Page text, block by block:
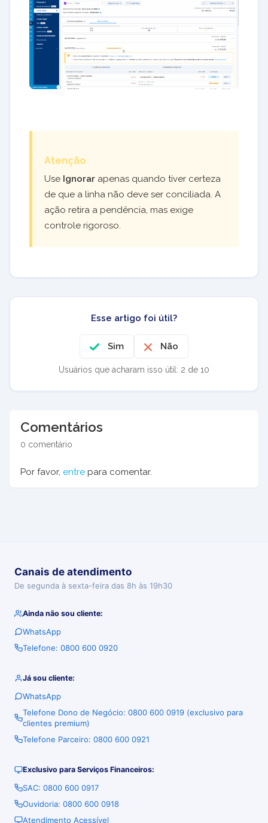
Atenção
Use Ignorar apenas quando tiver certeza
de que a linha não deve ser conciliada. A
ação retira a pendência, mas exige
controle rigoroso.
Esse artigo foi útil?
Sim Não
Usuários que acharam isso útil: 2 de 10
Comentários
0 comentário
Por favor, entre para comentar.
Canais de atendimento
De segunda à sexta-feira das 8h às 19h30
Ainda não sou cliente:
WhatsApp
Telefone: 0800 600 0920
Já sou cliente:
WhatsApp
Telefone Dono de Negócio: 0800 600 0919 (exclusivo para
clientes premium)
Telefone Parceiro: 0800 600 0921
Exclusivo para Serviços Financeiros:
SAC: 0800 600 0917
Ouvidoria: 0800 600 0918
Atendimento Acessível